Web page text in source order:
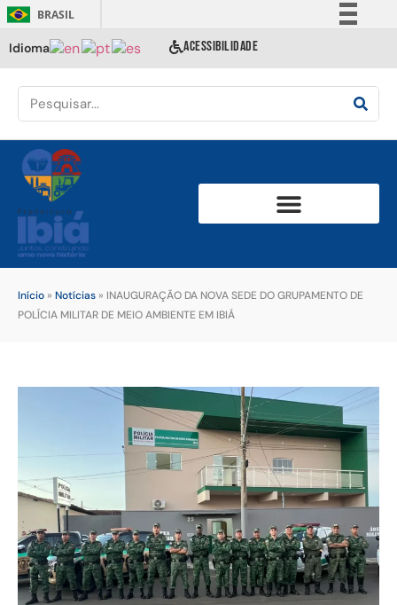
BRASIL
Simplifique!
Comunica BR
Acesso à informação
Idioma ACESSIBILIDADE
Início » Notícias » INAUGURAÇÃO DA NOVA SEDE DO GRUPAMENTO DE
POLÍCIA MILITAR DE MEIO AMBIENTE EM IBIÁ